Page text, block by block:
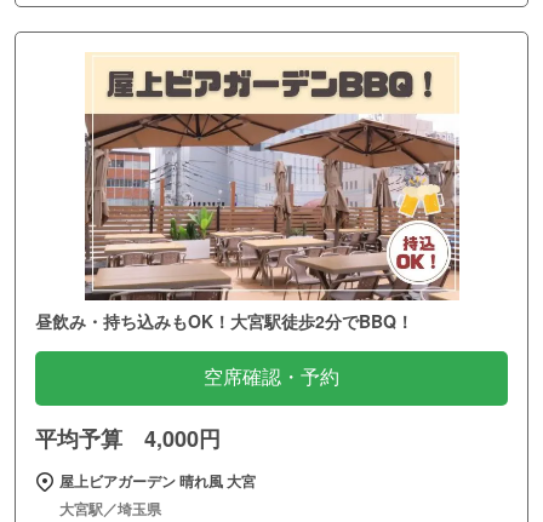
昼飲み・持ち込みもOK！大宮駅徒歩2分でBBQ！
空席確認・予約
平均予算 4,000円
屋上ビアガーデン 晴れ風 大宮
大宮駅／埼玉県